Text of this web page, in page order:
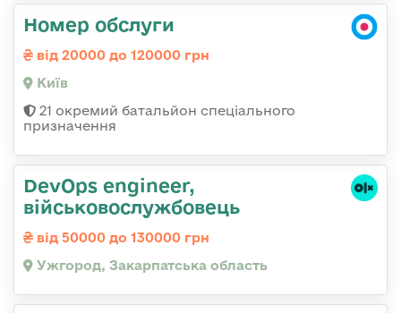
Номер обслуги
від 20000 до 120000 грн
Київ
21 окремий батальйон спеціального
призначення
DevOps engineer,
військовослужбовець
від 50000 до 130000 грн
Ужгород, Закарпатська область